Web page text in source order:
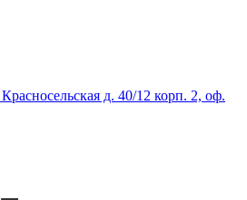
д. 40/12 корп. 2, оф.